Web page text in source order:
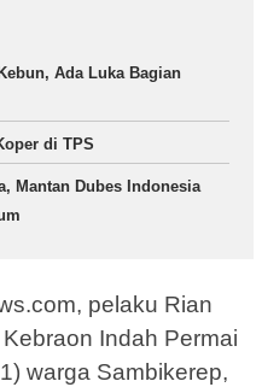
Ada Luka Bagian
di TPS
Mantan Dubes Indonesia
pelaku Rian
Indah Permai
warga Sambikerep,